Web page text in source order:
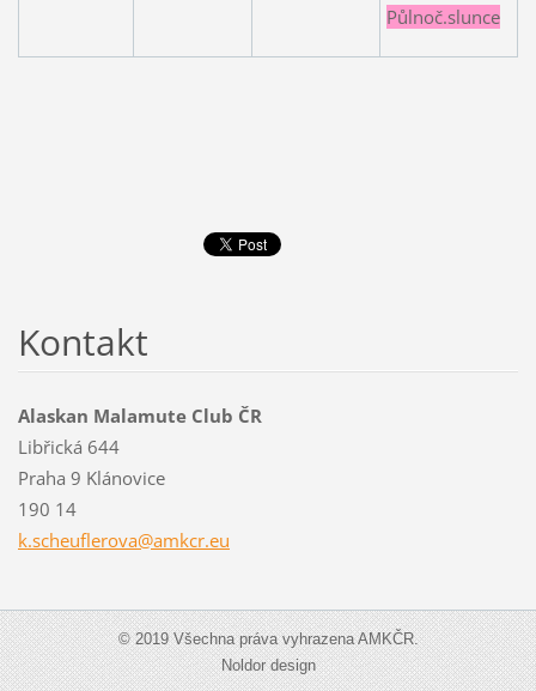
Půlnoč.slunce
Kontakt
Alaskan Malamute Club ČR
Libřická 644
Praha 9 Klánovice
190 14
k.scheuflerova@amkcr.eu
© 2019 Všechna práva vyhrazena AMKČR.
Noldor design